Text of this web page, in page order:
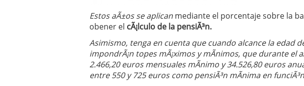
Estos aÃ±os se aplican mediante el porcentaje sobre la
obener el cÃ¡lculo de la pensiÃ³n.
Asimismo, tenga en cuenta que cuando alcance la edad
impondrÃ¡n topes mÃ¡ximos y mÃ­nimos, que durante el
2.466,20 euros mensuales mÃ­nimo y 34.526,80 euros
entre 550 y 725 euros como pensiÃ³n mÃ­nima en